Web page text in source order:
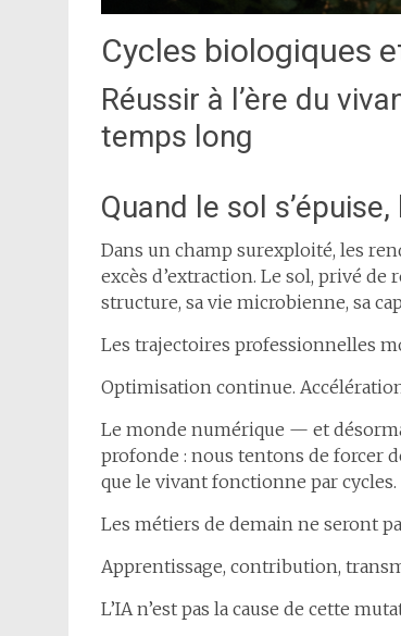
Cycles biologiques
Réussir à l’ère du
temps long
Quand le sol
Dans un champ surexploité, les
excès d’extraction. Le sol, privé
structure, sa vie microbienne, sa
Les trajectoires professionnelles
Optimisation continue.
Le monde numérique — et
profonde : nous tentons de forcer
que le vivant fonctionne par cycles.
Les métiers de demain ne seront
Apprentissage, contribution,
L’IA n’est pas la cause de cette